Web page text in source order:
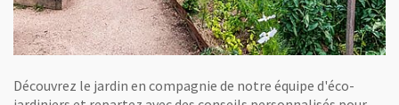
Découvrez le jardin en compagnie de notre équipe d'éco-